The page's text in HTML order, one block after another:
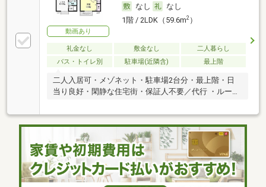
動画あり
なし
なし
1階 / 2LDK（59.6m2）
礼金なし 敷金なし
二人暮らし
バス・トイレ別
駐車場(近隣含) 最上階
二人入居可・メゾネット・駐車場2台分・最上階・日
当り良好・閑静な住宅街・保証人不要／代行 ・ルーム